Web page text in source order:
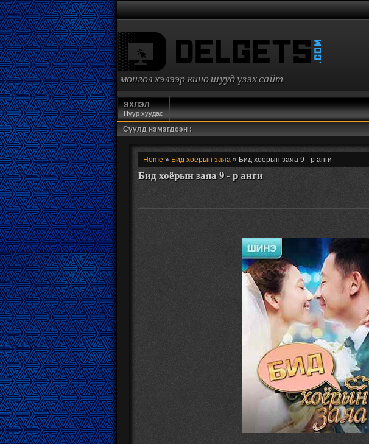
монгол хэлээр кино шууд үзэх сайт
ЭХЛЭЛ
Нүүр хуудас
Сүүлд нэмэгдсэн :
Home » Бид хоёрын заяа » Бид хоёрын заяа 9 - р анги
Бид хоёрын заяа 9 - р анги